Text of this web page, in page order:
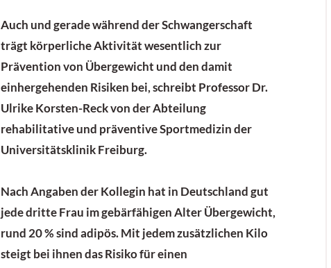
Auch und gerade während derSchwangerschaft
trägt körperliche Aktivität wesentlich zur
Prävention von Übergewicht und den damit
einhergehenden Risiken bei, schreibt Professor Dr.
Ulrike Korsten-Reck von der Abteilung
rehabilitative und präventive Sportmedizin der
Universitätsklinik Freiburg.
Nach Angaben der Kollegin hat in Deutschland gut
jede dritte Frau im gebärfähigen Alter Übergewicht,
rund 20 % sind adipös. Mit jedem zusätzlichen Kilo
steigt bei ihnen das Risiko für einen